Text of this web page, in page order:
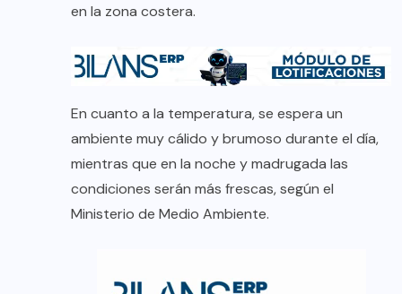
en la zona costera.
En cuanto a la temperatura, se espera un
ambiente muy cálido y brumoso durante el día,
mientras que en la noche y madrugada las
condiciones serán más frescas, según el
Ministerio de Medio Ambiente.